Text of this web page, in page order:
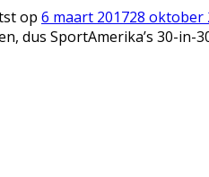
op 6 maart 201728 oktober
dus SportAmerika’s 30-in-